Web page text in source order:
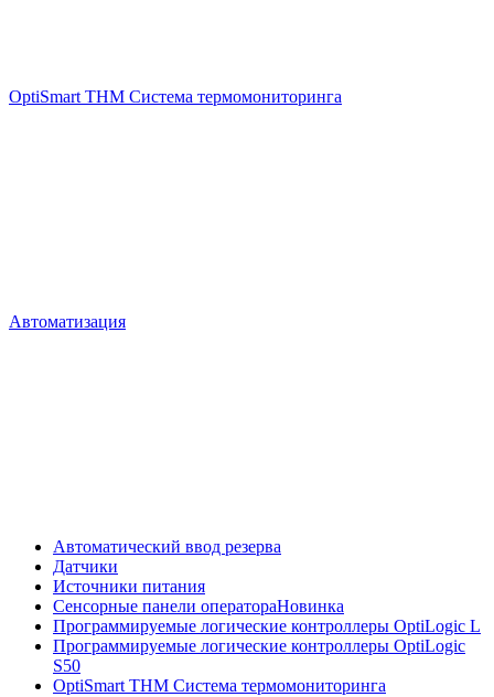
OptiSmart THM Система термомониторинга
Автоматизация
Автоматический ввод резерва
Датчики
Источники питания
Сенсорные панели оператораНовинка
Программируемые логические контроллеры OptiLogic L
Программируемые логические контроллеры OptiLogic
S50
OptiSmart THM Система термомониторинга